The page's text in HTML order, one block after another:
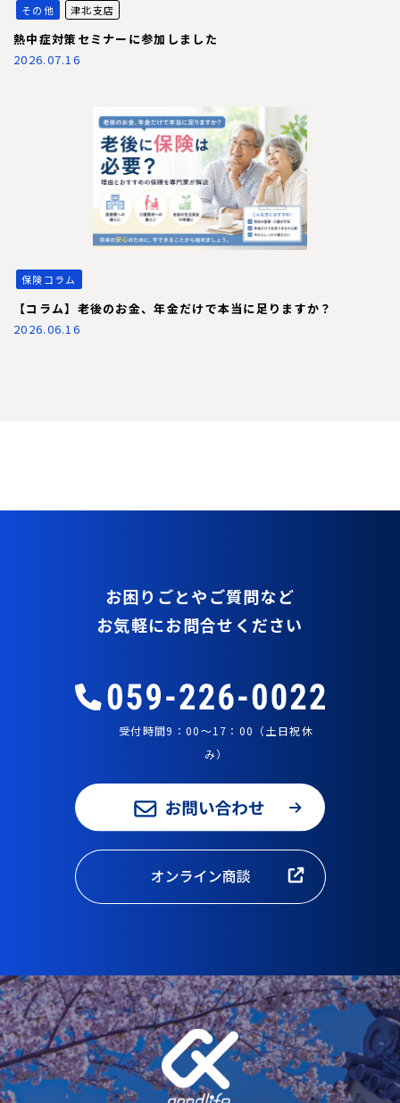
その他 津北支店
熱中症対策セミナーに参加しました
2026.07.16
保険コラム
【コラム】老後のお金、年金だけで本当に足りますか？
2026.06.16
お困りごとやご質問など
お気軽にお問合せください
受付時間9：00～17：00（土日祝休
み）